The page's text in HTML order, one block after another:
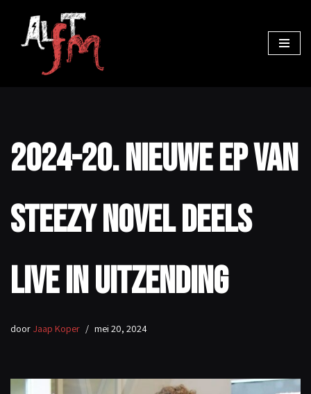
2024-20. Nieuwe EP van
Steezy Novel deels
live in uitzending
door Jaap Koper mei 20, 2024